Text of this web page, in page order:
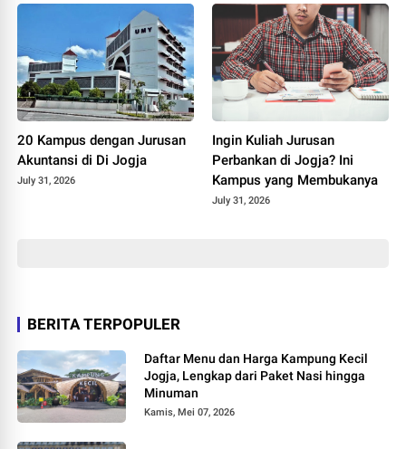
20 Kampus dengan Jurusan
Akuntansi di Di Jogja
July 31, 2026
Ingin Kuliah Jurusan
Perbankan di Jogja? Ini
Kampus yang Membukanya
July 31, 2026
BERITA TERPOPULER
Daftar Menu dan Harga Kampung Kecil
Jogja, Lengkap dari Paket Nasi hingga
Minuman
Kamis, Mei 07, 2026